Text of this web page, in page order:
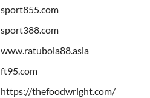
sport855.com
sport388.com
www.ratubola88.asia
ft95.com
https://thefoodwright.com/